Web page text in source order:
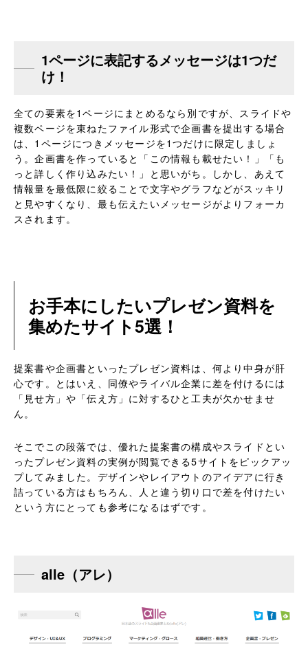
1ページに表記するメッセージは1つだ
け！
全ての要素を1ページにまとめるなら別ですが、スライドや
複数ページを束ねたファイル形式で企画書を提出する場合
は、1ページにつきメッセージを1つだけに限定しましょ
う。企画書を作っていると「この情報も載せたい！」「も
っと詳しく作り込みたい！」と思いがち。しかし、あえて
情報量を最低限に絞ることで文字やグラフなどがスッキリ
と見やすくなり、最も伝えたいメッセージがよりフォーカ
スされます。
お手本にしたいプレゼン資料を
集めたサイト5選！
提案書や企画書といったプレゼン資料は、何より中身が肝
心です。とはいえ、同僚やライバル企業に差を付けるには
「見せ方」や「伝え方」に対するひと工夫が欠かせませ
ん。
そこでこの段落では、優れた提案書の構成やスライドとい
ったプレゼン資料の実例が閲覧できる5サイトをピックアッ
プしてみました。デザインやレイアウトのアイデアに行き
詰っている方はもちろん、人と違う切り口で差を付けたい
という方にとっても参考になるはずです。
alle（アレ）